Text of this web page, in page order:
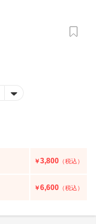
￥3,800 （税込）
￥6,600 （税込）